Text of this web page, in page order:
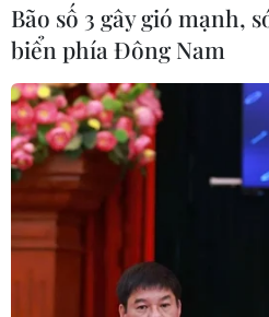
Bão số 3 gây gió mạnh,
biển phía Đông Nam